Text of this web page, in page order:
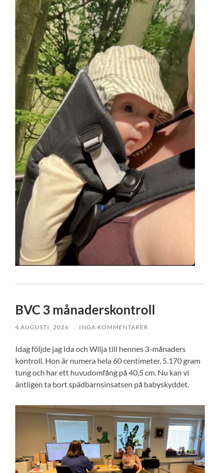
BVC 3 månaderskontroll
4 AUGUSTI, 2026 / INGA KOMMENTARER
Idag följde jag Ida och Wilja till hennes 3-månaders
kontroll. Hon är numera hela 60 centimeter, 5.170 gram
tung och har ett huvudomfång på 40,5 cm. Nu kan vi
äntligen ta bort spädbarnsinsatsen på babyskyddet.